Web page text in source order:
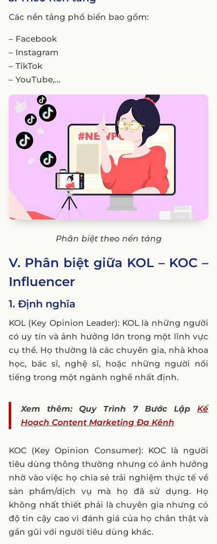
Các nền tảng phổ biến bao gồm:
– Facebook
– Instagram
– TikTok
– YouTube,…
Phân biệt theo nền tảng
V. Phân biệt giữa KOL – KOC –
Influencer
1. Định nghĩa
KOL (Key Opinion Leader): KOL là những người
có uy tín và ảnh hưởng lớn trong một lĩnh vực
cụ thể. Họ thường là các chuyên gia, nhà khoa
học, bác sĩ, nghệ sĩ, hoặc những người nổi
tiếng trong một ngành nghề nhất định.
Xem thêm: Quy Trình 7 Bước Lập Kế
Hoạch Content Marketing Đa Kênh
KOC (Key Opinion Consumer): KOC là người
tiêu dùng thông thường nhưng có ảnh hưởng
nhờ vào việc họ chia sẻ trải nghiệm thực tế về
sản phẩm/dịch vụ mà họ đã sử dụng. Họ
không nhất thiết phải là chuyên gia nhưng có
độ tin cậy cao vì đánh giá của họ chân thật và
gần gũi với người tiêu dùng khác.